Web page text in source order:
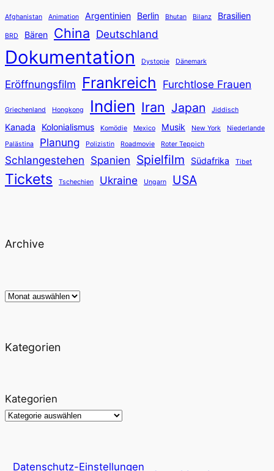
Afghanistan Animation Argentinien Berlin Bhutan Bilanz Brasilien
BRD Bären China Deutschland
Dokumentation Dystopie Dänemark
Eröffnungsfilm Frankreich Furchtlose Frauen
Griechenland Hongkong Indien Iran Japan Jiddisch
Kanada Kolonialismus Komödie Mexico Musik New York
Niederlande
Palästina
Planung Polizistin Roadmovie Roter Teppich
Schlangestehen Spanien Spielfilm Südafrika Tibet
Tickets Tschechien Ukraine Ungarn USA
Archive
Archiv
Kategorien
Kategorien
Datenschutz-Einstellungen